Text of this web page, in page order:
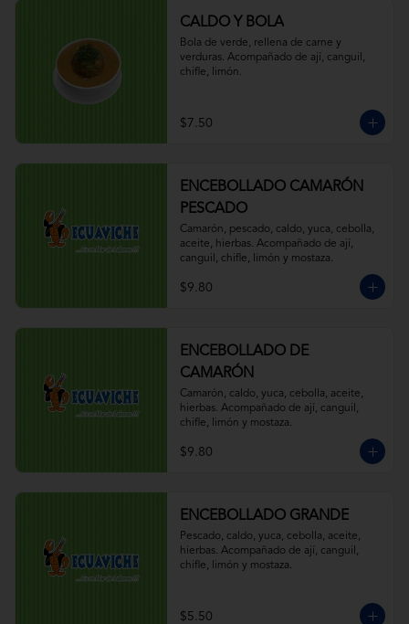
CALDO Y BOLA
Bola de verde, rellena de carne y
verduras. Acompañado de ají, canguil,
chifle, limón.
$7.50
ENCEBOLLADO CAMARÓN
PESCADO
Camarón, pescado, caldo, yuca, cebolla,
aceite, hierbas. Acompañado de ají,
canguil, chifle, limón y mostaza.
$9.80
ENCEBOLLADO DE
CAMARÓN
Camarón, caldo, yuca, cebolla, aceite,
hierbas. Acompañado de ají, canguil,
chifle, limón y mostaza.
$9.80
ENCEBOLLADO GRANDE
Pescado, caldo, yuca, cebolla, aceite,
hierbas. Acompañado de ají, canguil,
chifle, limón y mostaza.
$5.50